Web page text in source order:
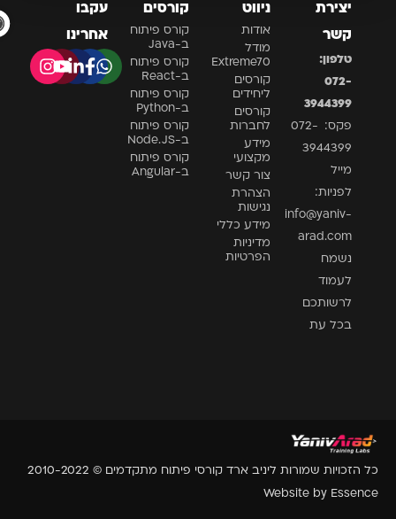
יצירת
קשר
טלפון:
072-
3944399
פקס: 072-
3944399
מייל
לפניות:
info@yaniv-
arad.com
נשמח
לעמוד
לרשותכם
בכל עת
ניווט
אודות
מודל
Extreme70
קורסים
ליחידים
קורסים
לחברות
מידע
מקצועי
צור קשר
הצהרת
נגישות
מידע כללי
מדיניות
הפרטיות
קורסים
קורס פיתוח
ב-Java
קורס פיתוח
ב-React
קורס פיתוח
ב-Python
קורס פיתוח
ב-Node.JS
קורס פיתוח
ב-Angular
עקבו
אחרינו
כל הזכויות שמורות ליניב ארד קורסי פיתוח מתקדמים © 2010-2022
Website by Essence